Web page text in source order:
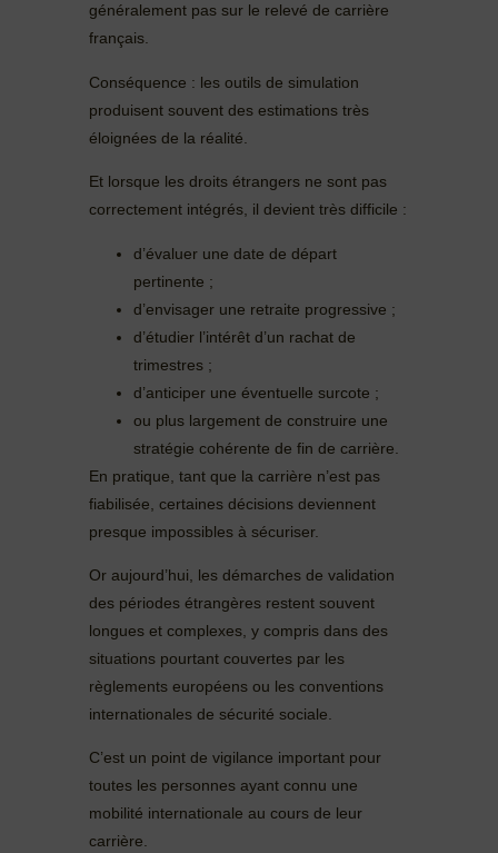
généralement pas sur le relevé de carrière
français.
Conséquence : les outils de simulation
produisent souvent des estimations très
éloignées de la réalité.
Et lorsque les droits étrangers ne sont pas
correctement intégrés, il devient très difficile :
d’évaluer une date de départ
pertinente ;
d’envisager une retraite progressive ;
d’étudier l’intérêt d’un rachat de
trimestres ;
d’anticiper une éventuelle surcote ;
ou plus largement de construire une
stratégie cohérente de fin de carrière.
En pratique, tant que la carrière n’est pas
fiabilisée, certaines décisions deviennent
presque impossibles à sécuriser.
Or aujourd’hui, les démarches de validation
des périodes étrangères restent souvent
longues et complexes, y compris dans des
situations pourtant couvertes par les
règlements européens ou les conventions
internationales de sécurité sociale.
C’est un point de vigilance important pour
toutes les personnes ayant connu une
mobilité internationale au cours de leur
carrière.